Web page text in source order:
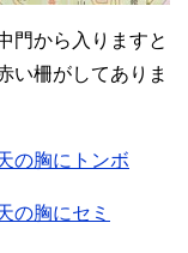
門から入りますと
い柵がしてありま
の胸にトンボ
の胸にセミ